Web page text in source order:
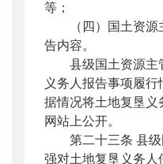
等；
（四）国土资源
告内容。
县级国土资源主
义务人报告事项履
据情况将土地复垦义
网站上公开。
第二十三条 县级
强对土地复垦义务人